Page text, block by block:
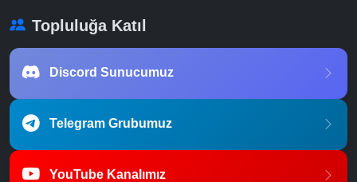
Topluluğa Katıl
Discord Sunucumuz
Telegram Grubumuz
YouTube Kanalımız